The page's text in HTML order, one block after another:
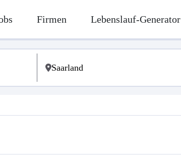
Firmen Lebenslauf-Generator